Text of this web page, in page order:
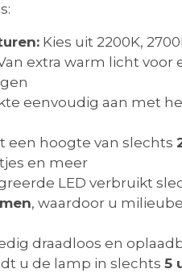
Kies uit 2200K,
extra warm licht
eenvoudig aan met
een hoogte van slechts
en meer
LED verbruikt
, waardoor u
draadloos en
u de lamp in slechts 5